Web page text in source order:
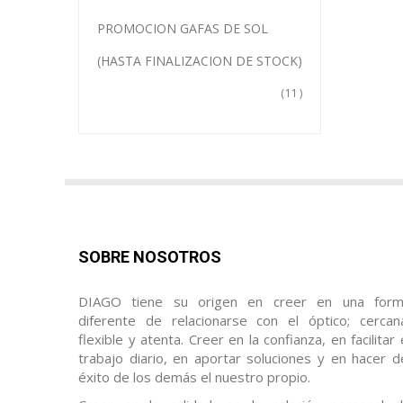
PROMOCION GAFAS DE SOL
(HASTA FINALIZACION DE STOCK)
11
SOBRE NOSOTROS
DIAGO tiene su origen en creer en una
diferente de relacionarse con el óptico;
flexible y atenta. Creer en la confianza, en facilitar
trabajo diario, en aportar soluciones y en hacer
éxito de los demás el nuestro propio.